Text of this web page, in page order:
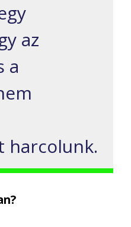
az
a
harcolunk.